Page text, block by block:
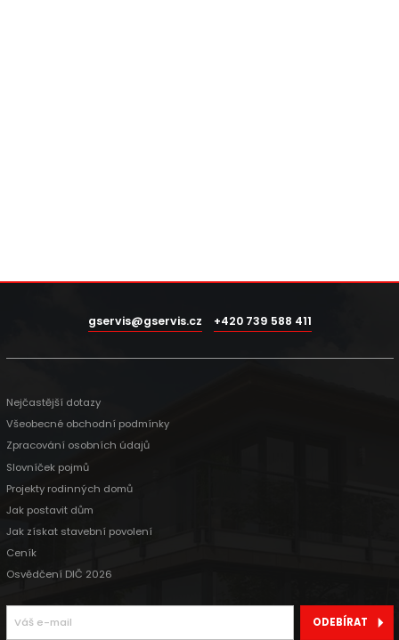
gservis@gservis.cz +420 739 588 411
Nejčastější dotazy
Všeobecné obchodní podmínky
Zpracování osobních údajů
Slovníček pojmů
Projekty rodinných domů
Jak postavit dům
Jak získat stavební povolení
Ceník
Osvědčení DIČ 2026
ODEBÍRAT